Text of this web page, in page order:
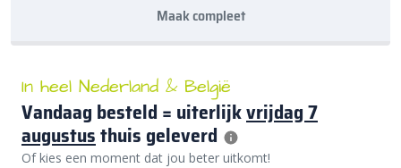
Maak compleet
In heel Nederland & België
Vandaag besteld = uiterlijkvrijdag 7
augustusthuis geleverd
Of kies een moment dat jou beter uitkomt!